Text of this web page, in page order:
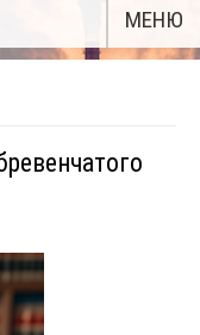
МЕНЮ